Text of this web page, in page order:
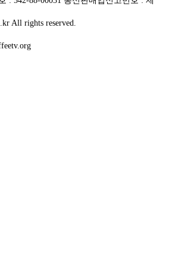
All rights reserved.